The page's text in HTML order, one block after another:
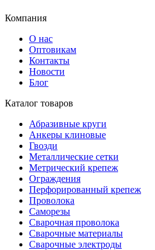
Компания
О нас
Оптовикам
Контакты
Новости
Блог
Каталог товаров
Абразивные круги
Анкеры клиновые
Гвозди
Металлические сетки
Метрический крепеж
Ограждения
Перфорированный крепеж
Проволока
Саморезы
Сварочная проволока
Сварочные материалы
Сварочные электроды